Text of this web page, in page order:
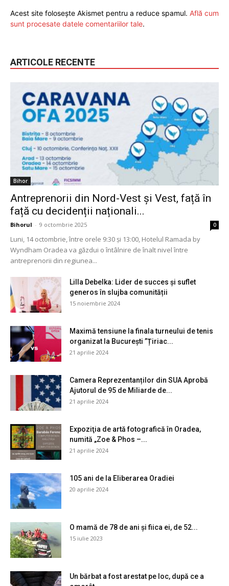
Acest site folosește Akismet pentru a reduce spamul. Află cum
sunt procesate datele comentariilor tale.
ARTICOLE RECENTE
Bihor
Antreprenorii din Nord-Vest și Vest, față în
față cu decidenții naționali...
Bihorul - 9 octombrie 2025 0
Luni, 14 octombrie, între orele 9:30 și 13:00, Hotelul Ramada by
Wyndham Oradea va găzdui o întâlnire de înalt nivel între
antreprenorii din regiunea...
Lilla Debelka: Lider de succes și suflet
generos în slujba comunității
15 noiembrie 2024
Maximă tensiune la finala turneului de tenis
organizat la București ”Țiriac...
21 aprilie 2024
Camera Reprezentanților din SUA Aprobă
Ajutorul de 95 de Miliarde de...
21 aprilie 2024
Expoziţia de artă fotografică în Oradea,
numită „Zoe & Phos –...
21 aprilie 2024
105 ani de la Eliberarea Oradiei
20 aprilie 2024
O mamă de 78 de ani și fiica ei, de 52...
15 iulie 2023
Un bărbat a fost arestat pe loc, după ce a